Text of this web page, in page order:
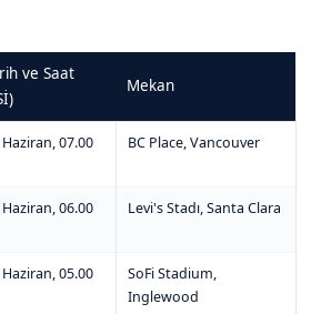
ve Saat
Mekan
Haziran, 07.00 BC Place, Vancouver
06.00 Levi's Stadı, Santa Clara
05.00
SoFi Stadium,
Inglewood